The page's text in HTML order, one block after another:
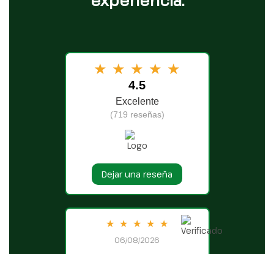
★ ★ ★ ★ ★
4.5
Excelente
(719 reseñas)
Dejar una reseña
★ ★ ★ ★ ★
06/08/2026